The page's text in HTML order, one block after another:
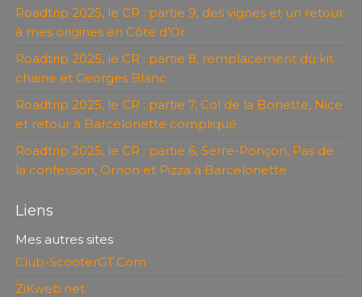
Roadtrip 2025, le CR : partie 9, des vignes et un retour
à mes origines en Côte d’Or
Roadtrip 2025, le CR : partie 8, remplacement du kit
chaine et Georges Blanc
Roadtrip 2025, le CR : partie 7, Col de la Bonette, Nice
et retour à Barcelonette compliqué
Roadtrip 2025, le CR : partie 6, Serre-Ponçon, Pas de
la confession, Ornon et Pizza à Barcelonette
Liens
Mes autres sites
Club-ScooterGT.Com
ZiKweb.net